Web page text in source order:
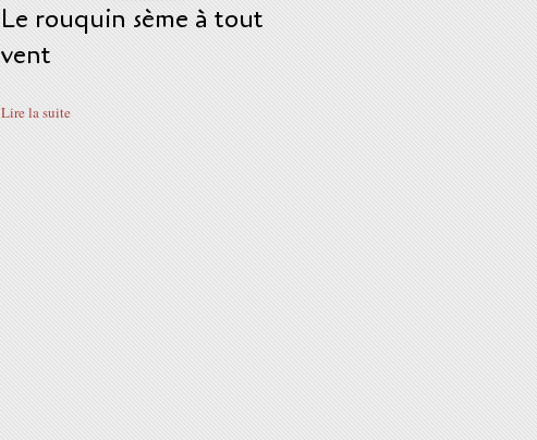
Le rouquin sème à tout
vent
Lire la suite